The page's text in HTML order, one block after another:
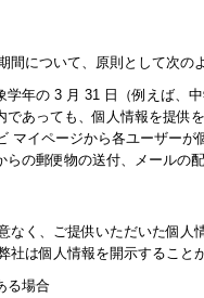
間について、原則として次の
学年の 3 月 31 日（例えば、
であっても、個人情報を提供
マイページから各ユーザーが
らの郵便物の送付、メールの
なく、ご提供いただいた個人
社は個人情報を開示すること
る場合